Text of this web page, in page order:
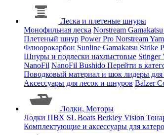
Леска и плетеные шнуры
Монофильная леска Norstream Gamakatsu
Плетеный шнур Power Pro Norstream
Флюорокарбон Sunline Gamakatsu Strike
Шнуры и подлески нахлыстовые Stinger
NanoFil NanoFil Bushido Перейти в
Поводковый материал и шок лидеры для
Аксессуары для лесок и шнуров Balzer
Лодки, Моторы
Лодки ПВХ SL Boats Berkley Vision
Комплектующие и аксессуары для